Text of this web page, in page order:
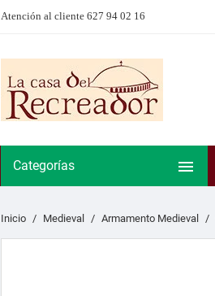
Atención al cliente 627 94 02 16
Categorías 
Inicio Medieval Armamento Medieval